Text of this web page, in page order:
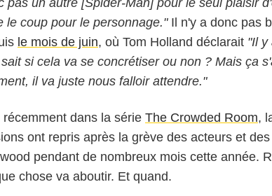
pas un autre [Spider-Man] pour le seul plaisir
le coup pour le personnage."Il n'y a donc pas
le mois de juin, où Tom Holland déclarait "Il y
si cela va se concrétiser ou non ? Mais ça
il va juste nous falloir attendre."
récemment dans la série The Crowded Room,
ont repris après la grève des acteurs et
pendant de nombreux mois cette année.
chose va aboutir. Et quand.